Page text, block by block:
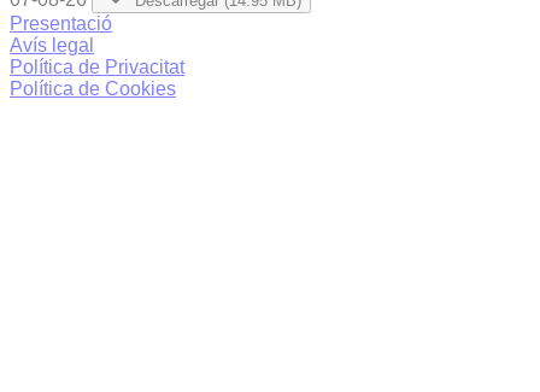
Presentació
Avís legal
Política de Privacitat
Política de Cookies